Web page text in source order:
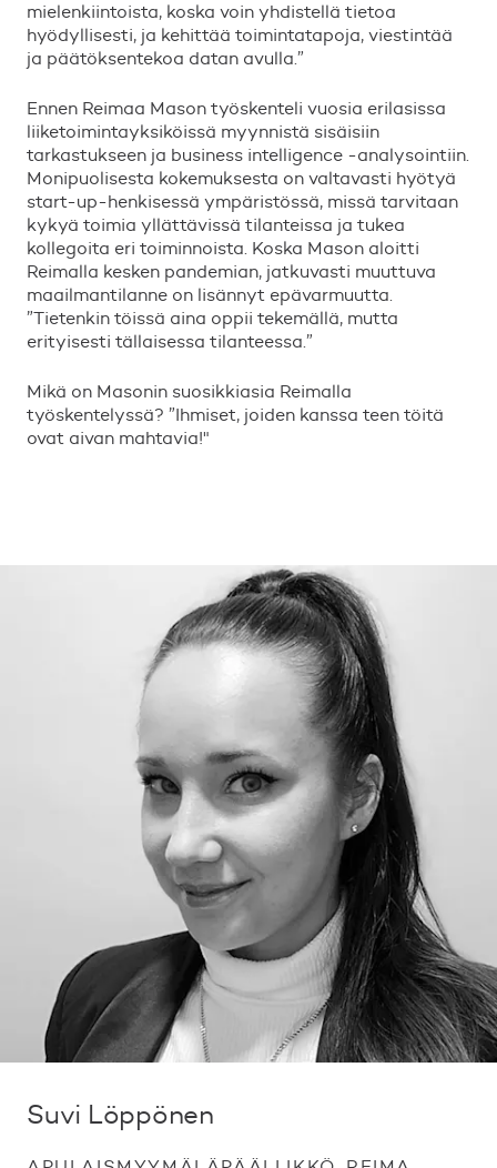
mielenkiintoista, koska voin yhdistellä tietoa
hyödyllisesti, ja kehittää toimintatapoja, viestintää
ja päätöksentekoa datan avulla.”
Ennen Reimaa Mason työskenteli vuosia erilasissa
liiketoimintayksiköissä myynnistä sisäisiin
tarkastukseen ja business intelligence -analysointiin.
Monipuolisesta kokemuksesta on valtavasti hyötyä
start-up-henkisessä ympäristössä, missä tarvitaan
kykyä toimia yllättävissä tilanteissa ja tukea
kollegoita eri toiminnoista. Koska Mason aloitti
Reimalla kesken pandemian, jatkuvasti muuttuva
maailmantilanne on lisännyt epävarmuutta.
”Tietenkin töissä aina oppii tekemällä, mutta
erityisesti tällaisessa tilanteessa.”
Mikä on Masonin suosikkiasia Reimalla
työskentelyssä? ”Ihmiset, joiden kanssa teen töitä
ovat aivan mahtavia!"
Suvi Löppönen